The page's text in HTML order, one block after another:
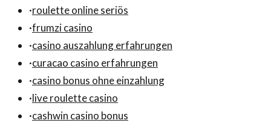
·roulette online seriös
·frumzi casino
·casino auszahlung erfahrungen
·curacao casino erfahrungen
·casino bonus ohne einzahlung
·live roulette casino
·cashwin casino bonus